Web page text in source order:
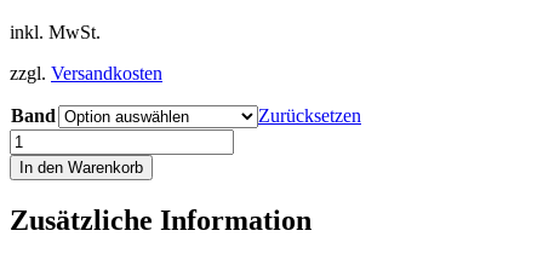
inkl. MwSt.
zzgl. Versandkosten
Band
Zurücksetzen
Armband
Uhr
Kautschuk
mm
In den Warenkorb
Zusätzliche Information